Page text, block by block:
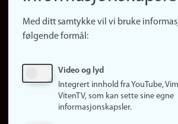
Finn studier
Ledige stillinger
Med ditt samtykke vil vi bruke
følgende formål:
Video og lyd
Integrert innhold fra YouTube,
VitenTV, som kan sette sine egne
informasjonskapsler.